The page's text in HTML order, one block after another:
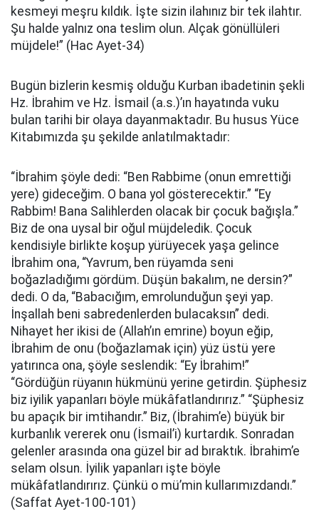
kesmeyi meşru kıldık. İşte sizin ilahınız bir tek ilahtır.
Şu halde yalnız ona teslim olun. Alçak gönüllüleri
müjdele!” (Hac Ayet-34)
Bugün bizlerin kesmiş olduğu Kurban ibadetinin şekli
Hz. İbrahim ve Hz. İsmail (a.s.)’ın hayatında vuku
bulan tarihi bir olaya dayanmaktadır. Bu husus Yüce
Kitabımızda şu şekilde anlatılmaktadır:
“İbrahim şöyle dedi: “Ben Rabbime (onun emrettiği
yere) gideceğim. O bana yol gösterecektir.” “Ey
Rabbim! Bana Salihlerden olacak bir çocuk bağışla.”
Biz de ona uysal bir oğul müjdeledik. Çocuk
kendisiyle birlikte koşup yürüyecek yaşa gelince
İbrahim ona, “Yavrum, ben rüyamda seni
boğazladığımı gördüm. Düşün bakalım, ne dersin?”
dedi. O da, “Babacığım, emrolunduğun şeyi yap.
İnşallah beni sabredenlerden bulacaksın” dedi.
Nihayet her ikisi de (Allah’ın emrine) boyun eğip,
İbrahim de onu (boğazlamak için) yüz üstü yere
yatırınca ona, şöyle seslendik: “Ey İbrahim!”
“Gördüğün rüyanın hükmünü yerine getirdin. Şüphesiz
biz iyilik yapanları böyle mükâfatlandırırız.” “Şüphesiz
bu apaçık bir imtihandır.” Biz, (İbrahim’e) büyük bir
kurbanlık vererek onu (İsmail’i) kurtardık. Sonradan
gelenler arasında ona güzel bir ad bıraktık. İbrahim’e
selam olsun. İyilik yapanları işte böyle
mükâfatlandırırız. Çünkü o mü’min kullarımızdandı.”
(Saffat Ayet-100-101)